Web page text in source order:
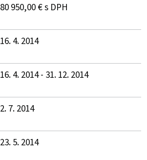
80 950,00 € s DPH
16. 4. 2014
16. 4. 2014 - 31. 12. 2014
2. 7. 2014
23. 5. 2014